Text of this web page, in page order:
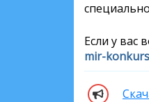
Если у вас
mir-